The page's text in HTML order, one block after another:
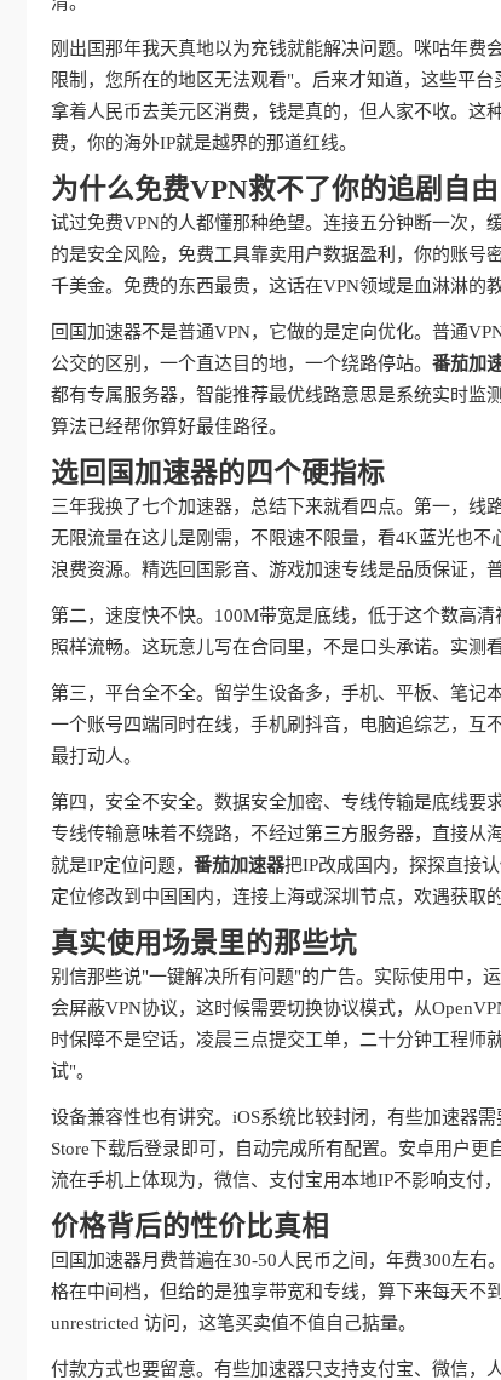
刚出国那年我天真地以为充钱就能解决问题。咪咕年
限制，您所在的地区无法观看"。后来才知道，这些平
拿着人民币去美元区消费，钱是真的，但人家不收。这
费，你的海外IP就是越界的那道红线。
为什么免费VPN救不了你的追剧自由
试过免费VPN的人都懂那种绝望。连接五分钟断一次，
的是安全风险，免费工具靠卖用户数据盈利，你的账号
千美金。免费的东西最贵，这话在VPN领域是血淋淋的教
回国加速器不是普通VPN，它做的是定向优化。普通
公交的区别，一个直达目的地，一个绕路停站。 番茄加
都有专属服务器，智能推荐最优线路意思是系统实时监
算法已经帮你算好最佳路径。
选回国加速器的四个硬指标
三年我换了七个加速器，总结下来就看四点。第一，线
无限流量在这儿是刚需，不限速不限量，看4K蓝光也
浪费资源。精选回国影音、游戏加速专线是品质保证，
第二，速度快不快。100M带宽是底线，低于这个数高清
照样流畅。这玩意儿写在合同里，不是口头承诺。实测
第三，平台全不全。留学生设备多，手机、平板、笔记
一个账号四端同时在线，手机刷抖音，电脑追综艺，互
最打动人。
第四，安全不安全。数据安全加密、专线传输是底线要
专线传输意味着不绕路，不经过第三方服务器，直接从
就是IP定位问题， 番茄加速器把IP改成国内，探探直接
定位修改到中国国内，连接上海或深圳节点，欢遇获取
真实使用场景里的那些坑
别信那些说"一键解决所有问题"的广告。实际使用中，
会屏蔽VPN协议，这时候需要切换协议模式，从
时保障不是空话，凌晨三点提交工单，二十分钟工程
试"。
设备兼容性也有讲究。iOS系统比较封闭，有些加速器
Store下载后登录即可，自动完成所有配置。安卓用户
流在手机上体现为，微信、支付宝用本地IP不影响支付
价格背后的性价比真相
回国加速器月费普遍在30-50人民币之间，年费300左右
格在中间档，但给的是独享带宽和专线，算下来每天不
unrestricted 访问，这笔买卖值不值自己掂量。
付款方式也要留意。有些加速器只支持支付宝、微信，